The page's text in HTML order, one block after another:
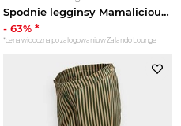
Spodnie legginsy Mamalicious ciemnobrązowy
- 63% *
*cena widoczna po zalogowaniu w Zalando Lounge